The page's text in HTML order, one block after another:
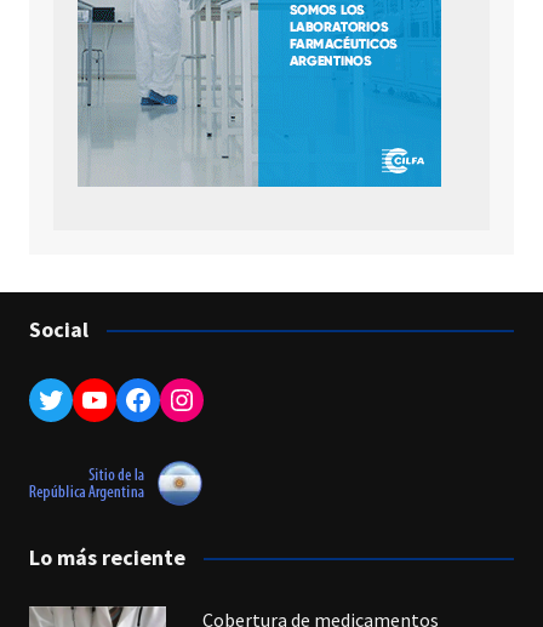
Social
Twitter
YouTube
Facebook
Instagram
Lo más reciente
Cobertura de medicamentos